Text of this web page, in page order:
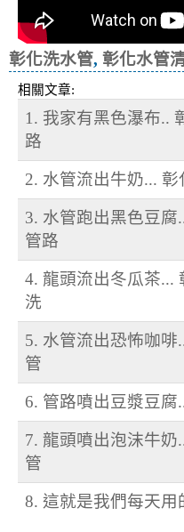
彰化洗水管, 彰化水管
相關文章:
1. 我家有黑色瀑布..
路
2. 水管流出牛奶...
3. 水管跑出黑色豆
管路
4. 龍頭流出冬瓜茶...
洗
5. 水管流出恐怖咖
管
6. 管路噴出豆漿豆腐
7. 龍頭噴出泡沫牛
管
8. 這就是我們每天用